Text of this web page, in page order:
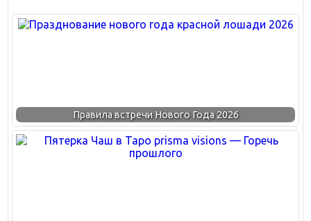
Правила встречи Нового Года 2026